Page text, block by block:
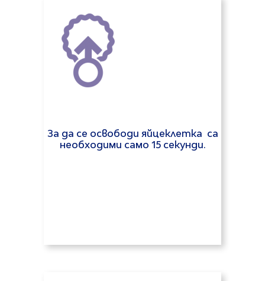
За да се освободи яйцеклетка са
необходими само 15 секунди.